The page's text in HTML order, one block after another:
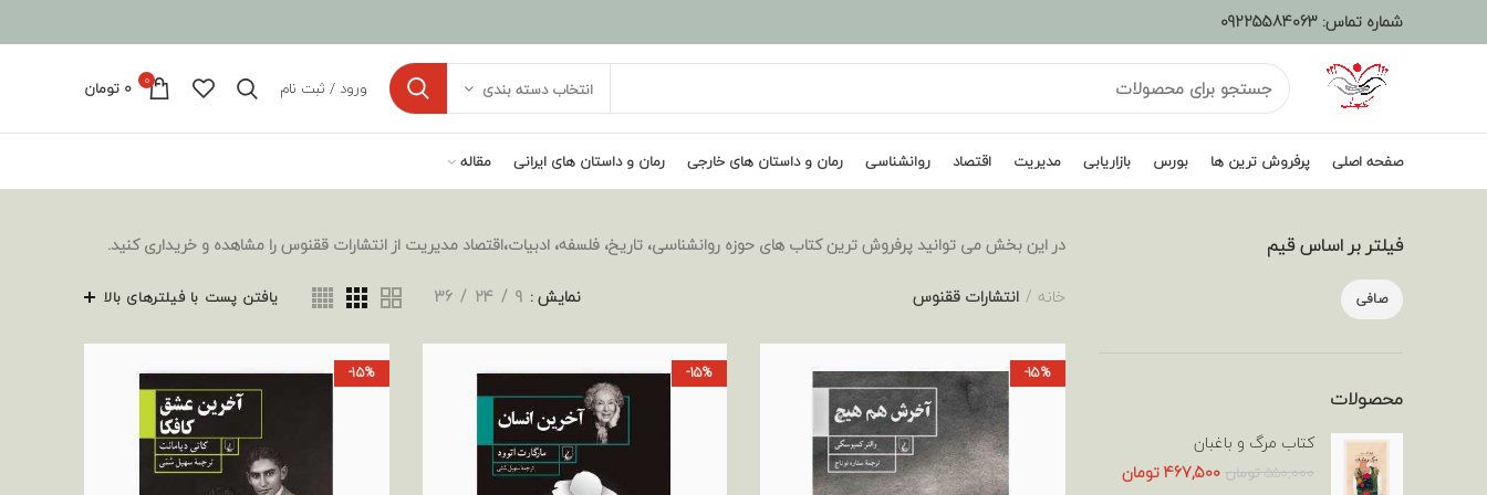
شماره تماس: 09225584063
انتخاب دسته بندی ورود / ثبت نام 0
0 تومان
صفحه اصلی پرفروش ترین ها بورس بازاریابی مدیریت اقتصاد روانشناسی رمان و داستان های خارجی رمان و داستان های ایرانی مقاله
در این بخش می توانید پرفروش ترین کتاب های حوزه روانشناسی، تاریخ، فلسفه، ادبیات،اقتصاد مدیریت از انتشارات ققنوس را مشاهده و خریداری کنید.
خانه
انتشارات ققنوس نمایش 9
24
36 یافتن پست با فیلترهای بالا
-15%
-15%
-15%
فیلتر بر اساس قیم
حداقل
حداكثر
صافی
محصولات
کتاب مرگ و باغبان
550,000تومانقیمت
467,500تومانقیمت